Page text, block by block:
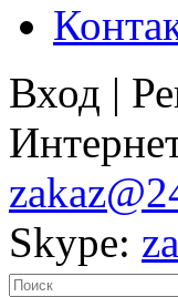
Вход |
Skype: